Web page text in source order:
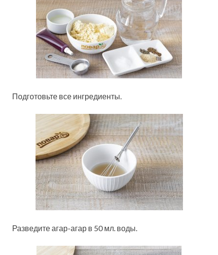
Подготовьте все ингредиенты.
Разведите агар-агар в 50 мл. воды.